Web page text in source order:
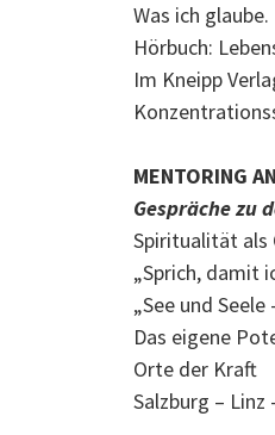
Was ich
Hörbuch:
Im Kneipp
MENTORING
Gespräche zu
Spiritualität als
„Sprich, damit
„See und
Das eigene
Orte der Kraft
Salzburg –